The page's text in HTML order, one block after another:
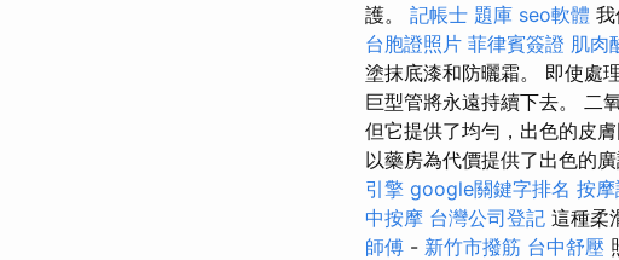
護。 記帳士 題庫 seo軟體
台胞證照片 菲律賓簽證 肌肉
塗抹底漆和防曬霜。 即使處
巨型管將永遠持續下去。 二
但它提供了均勻，出色的皮
以藥房為代價提供了出色的
引擎 google關鍵字排名 按
中按摩 台灣公司登記 這種柔
師傅 - 新竹市撥筋 台中舒壓